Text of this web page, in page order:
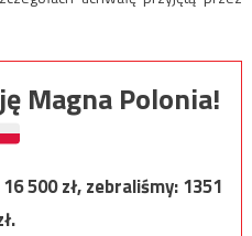
Magna Polonia!
16 500zł, zebraliśmy:1351